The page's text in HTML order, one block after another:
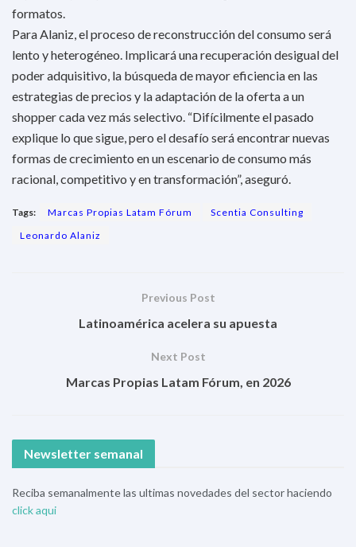
formatos.
Para Alaniz, el proceso de reconstrucción del consumo será
lento y heterogéneo. Implicará una recuperación desigual del
poder adquisitivo, la búsqueda de mayor eficiencia en las
estrategias de precios y la adaptación de la oferta a un
shopper cada vez más selectivo. “Difícilmente el pasado
explique lo que sigue, pero el desafío será encontrar nuevas
formas de crecimiento en un escenario de consumo más
racional, competitivo y en transformación”, aseguró.
Tags: Marcas Propias Latam Fórum
Scentia Consulting
Leonardo Alaniz
Previous Post
Latinoamérica acelera su apuesta
Next Post
Marcas Propias Latam Fórum, en 2026
Newsletter semanal
Reciba semanalmente las ultimas novedades del sector haciendo
click aqui